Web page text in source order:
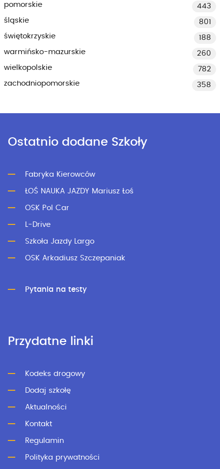
pomorskie
443
śląskie
801
świętokrzyskie
188
warmińsko-mazurskie
260
wielkopolskie
782
zachodniopomorskie
358
Ostatnio dodane Szkoły
Fabryka Kierowców
ŁOŚ NAUKA JAZDY Mariusz Łoś
OSK Pol Car
L-Drive
Szkoła Jazdy Largo
OSK Arkadiusz Szczepaniak
Pytania na testy
Przydatne linki
Kodeks drogowy
Dodaj szkołę
Aktualności
Kontakt
Regulamin
Polityka prywatności